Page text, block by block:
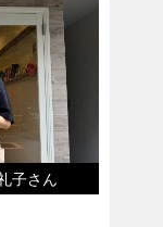
子さん